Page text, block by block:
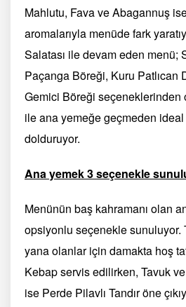
Mahlutu, Fava ve Abagannuş
aromalarıyla menüde fark
Salatası ile devam eden menü;
Paçanga Böreği, Kuru Patlıcan
Gemici Böreği seçeneklerinden
ile ana yemeğe geçmeden
dolduruyor.
Ana yemek 3 seçenekle
Menünün baş kahramanı olan
opsiyonlu seçenekle sunuluyor.
yana olanlar için damakta hoş
Kebap servis edilirken, Tavuk
ise Perde Pilavlı Tandır öne